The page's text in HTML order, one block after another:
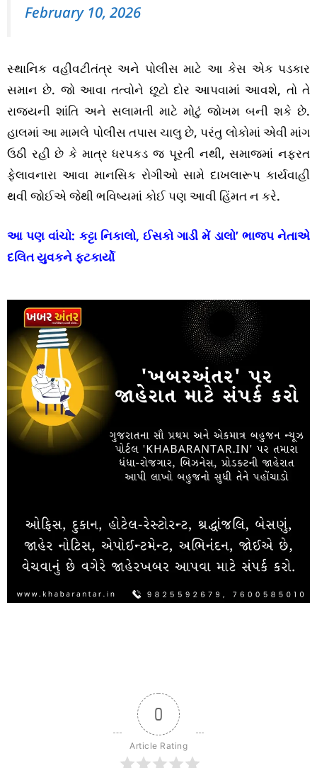
February 10, 2026
સ્થાનિક વહીવટીતંત્ર અને પોલીસ માટે આ કેસ એક પડકાર
સમાન છે. જો આવા તત્વોને છૂટો દોર આપવામાં આવશે, તો તે
રાજ્યની શાંતિ અને સલામતી માટે મોટું જોખમ બની શકે છે.
હાલમાં આ મામલે પોલીસ તપાસ ચાલુ છે, પરંતુ લોકોમાં એવી માંગ
ઉઠી રહી છે કે માત્ર ધરપકડ જ પૂરતી નથી, સમાજમાં નફરત
ફેલાવનારા આવા માનસિક રોગીઓ સામે દાખલારૂપ કાર્યવાહી
થવી જોઈએ જેથી ભવિષ્યમાં કોઈ પણ આવી હિંમત ન કરે.
આ પણ વાંચો: કટ્ટા નિકાલો, ઈસકો ગાડી મેં ડાલો’ ભાજપ નેતાએ
દલિત યુવકને ફટકાર્યો
0
Article Rating